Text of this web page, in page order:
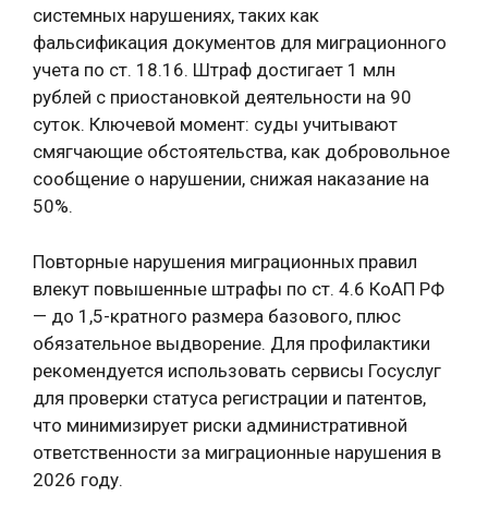
системных нарушениях, таких как
фальсификация документов для миграционного
учета по ст. 18.16. Штраф достигает 1 млн
рублей с приостановкой деятельности на 90
суток. Ключевой момент: суды учитывают
смягчающие обстоятельства, как добровольное
сообщение о нарушении, снижая наказание на
50%.
Повторные нарушения миграционных правил
влекут повышенные штрафы по ст. 4.6 КоАП РФ
— до 1,5-кратного размера базового, плюс
обязательное выдворение. Для профилактики
рекомендуется использовать сервисы Госуслуг
для проверки статуса регистрации и патентов,
что минимизирует риски административной
ответственности за миграционные нарушения в
2026 году.